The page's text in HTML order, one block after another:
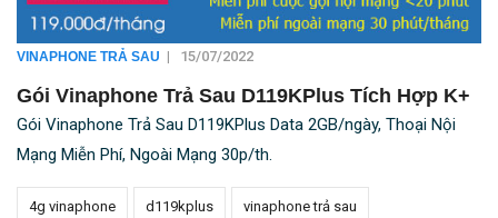
VINAPHONE TRẢ SAU | 15/07/2022
Gói Vinaphone Trả Sau D119KPlus Tích Hợp K+
Gói Vinaphone Trả Sau D119KPlus Data 2GB/ngày, Thoại Nội
Mạng Miễn Phí, Ngoài Mạng 30p/th.
4g vinaphone d119kplus vinaphone trả sau